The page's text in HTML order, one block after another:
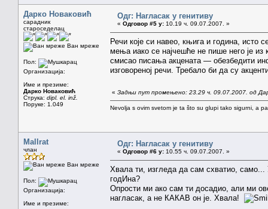
Дарко Новаковић
сарадник
староседелац
Ван мреже
Пол:
Организација:
Име и презиме:
Дарко Новаковић
Струка: dipl. el. inž.
Поруке: 1.049
Одг: Нагласак у генитиву
« Одговор #5 у: 10.19 ч. 09.07.2007. »
Речи које си навео, књига и година, исто
мења иако се најчешће не пише него је из
смисао писања акцената — обезбедити
изговореној речи. Требало би да су
« Задњи пут промењено: 23.29 ч. 09.07.2007. од
Nevolja s ovim svetom je ta što su glupi tako sigurni, a
Mallrat
члан
Ван мреже
Пол:
Организација:
Име и презиме:
Одг: Нагласак у генитиву
« Одговор #6 у: 10.55 ч. 09.07.2007. »
Хвала ти, изгледа да сам схватио, само...
годИна?
Опрости ми ако сам ти досадио, али ми
нагласак, а не КАКАВ он је. Хвала!